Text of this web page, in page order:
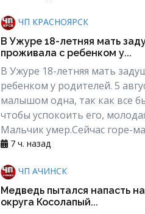
ЧП КРАСНОЯРСК
В Ужуре 18-летняя мать
проживала с ребенком у...
В Ужуре 18-летняя мать
ребенком у родителей. 5
малышом одна, так как все
чтобы успокоить его,
Мальчик умер.Сейчас горе-
7 ч. назад
ЧП АЧИНСК
Медведь пытался напасть
округа Косолапый...